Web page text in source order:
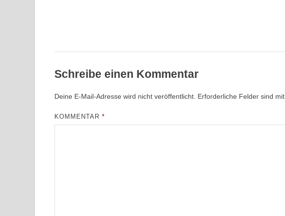
Schreibe einen Kommentar
Deine E-Mail-Adresse wird nicht veröffentlicht. Erforderliche Felder sind mit
KOMMENTAR*